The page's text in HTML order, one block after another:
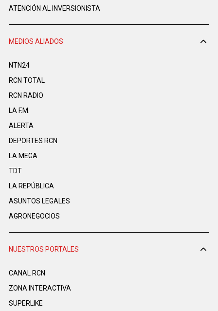
ATENCIÓN AL INVERSIONISTA
MEDIOS ALIADOS
NTN24
RCN TOTAL
RCN RADIO
LA F.M.
ALERTA
DEPORTES RCN
LA MEGA
TDT
LA REPÚBLICA
ASUNTOS LEGALES
AGRONEGOCIOS
NUESTROS PORTALES
CANAL RCN
ZONA INTERACTIVA
SUPERLIKE